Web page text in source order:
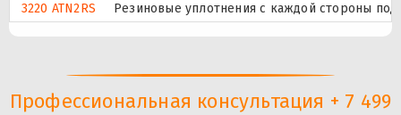
3220 ATN2RS
Резиновые уплотнения с каждой стороны
Профессиональная консультация + 7 499